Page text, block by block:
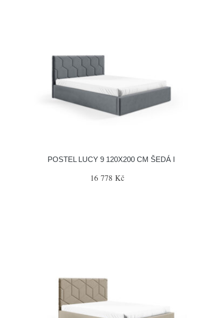
POSTEL LUCY 9 120X200 CM ŠEDÁ I
16 778 Kč